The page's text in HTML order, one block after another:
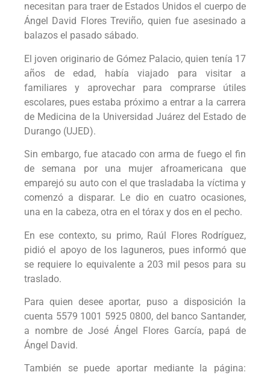
necesitan para traer de Estados Unidos el cuerpo de
Ángel David Flores Treviño, quien fue asesinado a
balazos el pasado sábado.
El joven originario de Gómez Palacio, quien tenía 17
años de edad, había viajado para visitar a
familiares y aprovechar para comprarse útiles
escolares, pues estaba próximo a entrar a la carrera
de Medicina de la Universidad Juárez del Estado de
Durango (UJED).
Sin embargo, fue atacado con arma de fuego el fin
de semana por una mujer afroamericana que
emparejó su auto con el que trasladaba la víctima y
comenzó a disparar. Le dio en cuatro ocasiones,
una en la cabeza, otra en el tórax y dos en el pecho.
En ese contexto, su primo, Raúl Flores Rodríguez,
pidió el apoyo de los laguneros, pues informó que
se requiere lo equivalente a 203 mil pesos para su
traslado.
Para quien desee aportar, puso a disposición la
cuenta 5579 1001 5925 0800, del banco Santander,
a nombre de José Ángel Flores García, papá de
Ángel David.
También se puede aportar mediante la página: